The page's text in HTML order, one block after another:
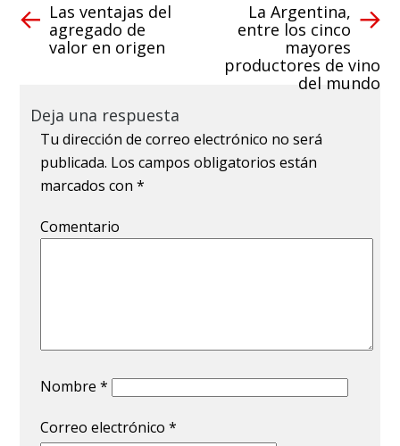
Las ventajas del
agregado de
valor en origen
La Argentina,
entre los cinco
mayores
productores de vino
del mundo
Deja una respuesta
Tu dirección de correo electrónico no será
publicada. Los campos obligatorios están
marcados con*
Comentario
Nombre*
Correo electrónico*